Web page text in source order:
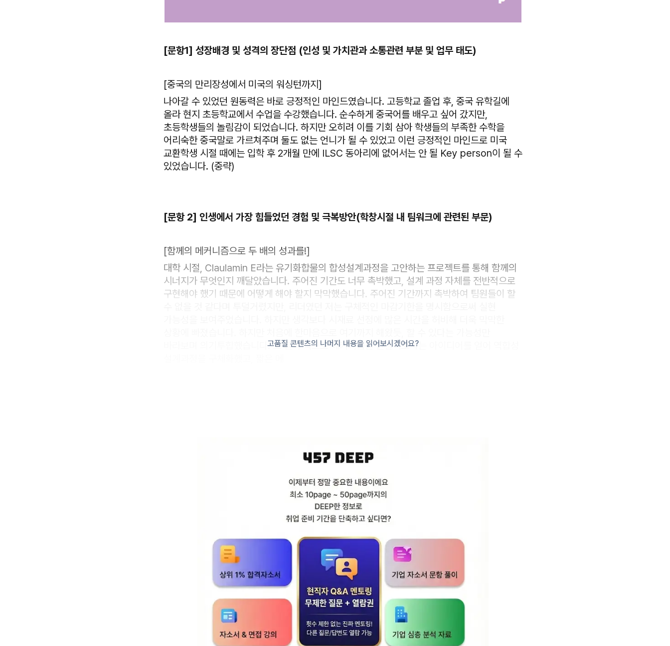
[문항1] 성장배경 및 성격의 장단점 (인성 및 가치관과 소통관련 부분 및 업무 태도)
[중국의 만리장성에서 미국의 워싱턴까지]
나아갈 수 있었던 원동력은 바로 긍정적인 마인드였습니다. 고등학교 졸업 후, 중국 유학길에
올라 현지 초등학교에서 수업을 수강했습니다. 순수하게 중국어를 배우고 싶어 갔지만,
초등학생들의 놀림감이 되었습니다. 하지만 오히려 이를 기회 삼아 학생들의 부족한 수학을
어리숙한 중국말로 가르쳐주며 둘도 없는 언니가 될 수 있었고 이런 긍정적인 마인드로 미국
교환학생 시절 때에는 입학 후 2개월 만에 ILSC 동아리에 없어서는 안 될 Key person이 될 수
있었습니다. (중략)
[문항 2] 인생에서 가장 힘들었던 경험 및 극복방안(학창시절 내 팀워크에 관련된 부문)
[함께의 메커니즘으로 두 배의 성과를!]
대학 시절, Claulamin E라는 유기화합물의 합성설계과정을 고안하는 프로젝트를 통해 함께의
시너지가 무엇인지 깨달았습니다. 주어진 기간도 너무 촉박했고, 설계 과정 자체를 전반적으로
구현해야 했기 때문에 어떻게 해야 할지 막막했습니다. 주어진 기간까지 촉박하여 팀원들이 할
바라보며 의기투합했습니다. 그 결과 역으로 메커니즘을 만들어보자는 아이디어를 얻어 역합성
고품질 콘텐츠의 나머지 내용을 읽어보시겠어요?